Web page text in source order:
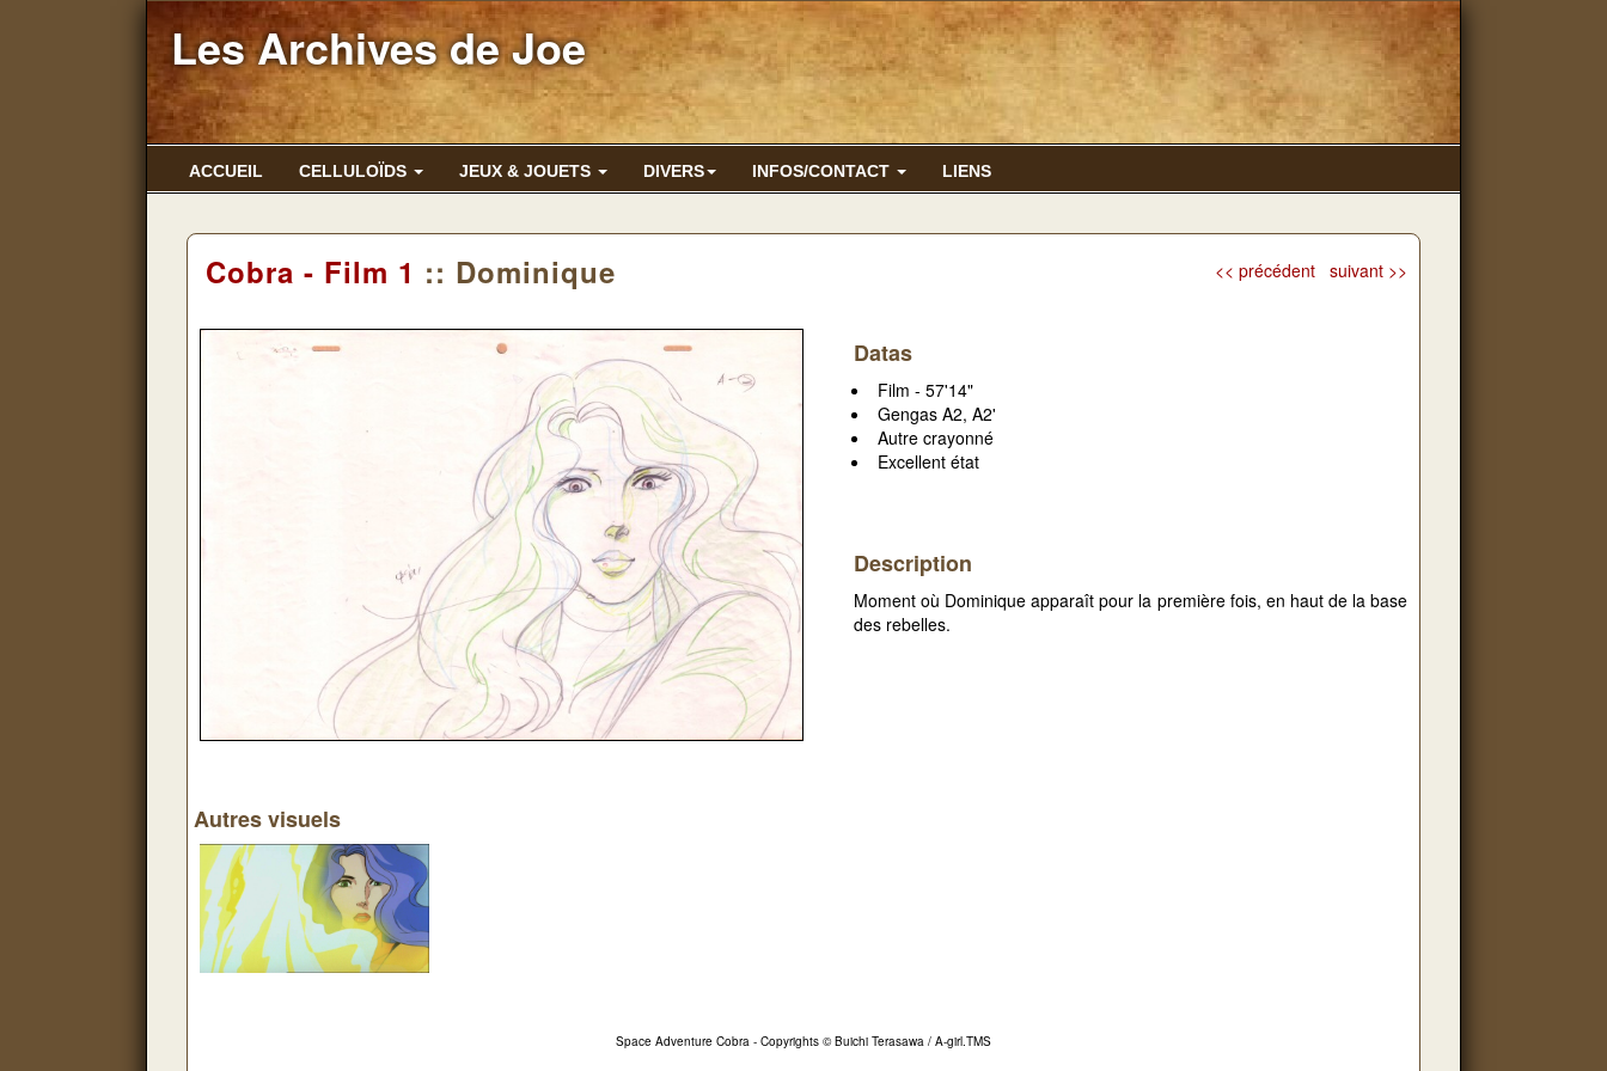
Les Archives de Joe
ACCUEIL CELLULOÏDS JEUX & JOUETS DIVERS INFOS/CONTACT LIENS
Cobra - Film 1 :: Dominique << précédent suivant >>
Datas
Film - 57'14"
Gengas A2, A2'
Autre crayonné
Excellent état
Description
Moment où Dominique apparaît pour la première fois, en haut de la base
des rebelles.
Autres visuels
Space Adventure Cobra - Copyrights © Buichi Terasawa / A-girl.TMS